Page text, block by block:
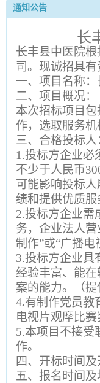
通知公告
长
长丰县中医院
司。现诚招具有
一、项目名称
二、项目概况：
本次招标项目
作，选取服务机
三、合格投标人
1.投标方企业必
不少于人民币
可能影响投标
绩和提供优质服
2.投标方企业需
务，企业法人
制作”或“广播电
3.投标方企业具
经验丰富、能
案的能力。（提
4.有制作党员教
电视片观摩比赛
5.本项目不接受
作。
四、开标时间及
五、报名时间